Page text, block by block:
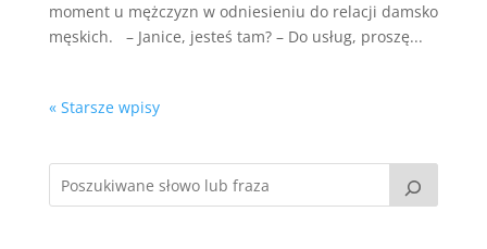
moment u mężczyzn w odniesieniu do relacji damsko
męskich. – Janice, jesteś tam? – Do usług, proszę...
« Starsze wpisy